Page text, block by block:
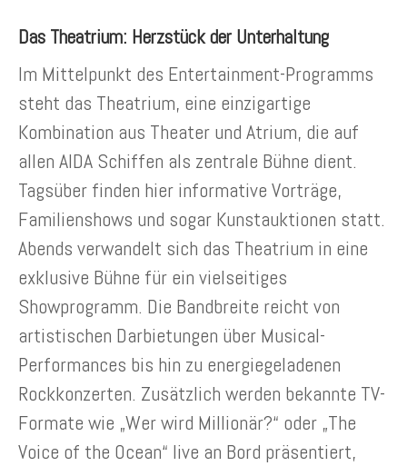
Das Theatrium: Herzstück der Unterhaltung
Im Mittelpunkt des Entertainment-Programms
steht das Theatrium, eine einzigartige
Kombination aus Theater und Atrium, die auf
allen AIDA Schiffen als zentrale Bühne dient.
Tagsüber finden hier informative Vorträge,
Familienshows und sogar Kunstauktionen statt.
Abends verwandelt sich das Theatrium in eine
exklusive Bühne für ein vielseitiges
Showprogramm. Die Bandbreite reicht von
artistischen Darbietungen über Musical-
Performances bis hin zu energiegeladenen
Rockkonzerten. Zusätzlich werden bekannte TV-
Formate wie „Wer wird Millionär?“ oder „The
Voice of the Ocean“ live an Bord präsentiert,